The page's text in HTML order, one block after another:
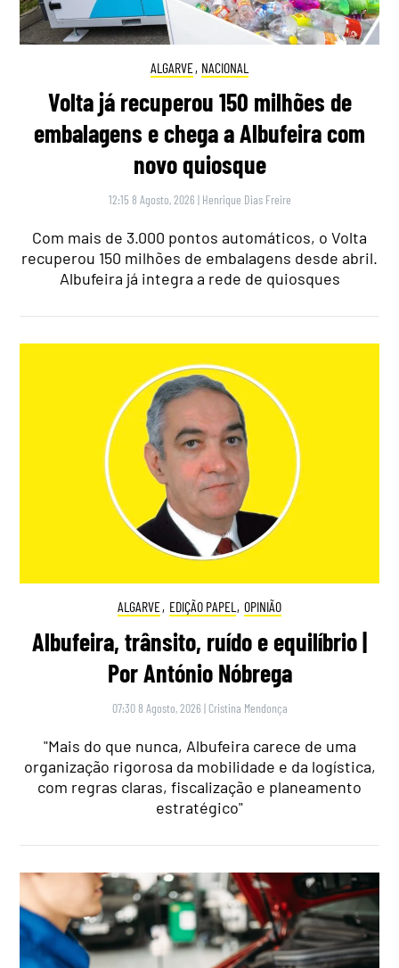
ALGARVE, NACIONAL
Volta já recuperou 150 milhões de
embalagens e chega a Albufeira com
novo quiosque
12:15 8 Agosto, 2026 | Henrique Dias Freire
Com mais de 3.000 pontos automáticos, o Volta
recuperou 150 milhões de embalagens desde abril.
Albufeira já integra a rede de quiosques
ALGARVE, EDIÇÃO PAPEL , OPINIÃO
Albufeira, trânsito, ruído e equilíbrio |
Por António Nóbrega
07:30 8 Agosto, 2026 | Cristina Mendonça
"Mais do que nunca, Albufeira carece de uma
organização rigorosa da mobilidade e da logística,
com regras claras, fiscalização e planeamento
estratégico"